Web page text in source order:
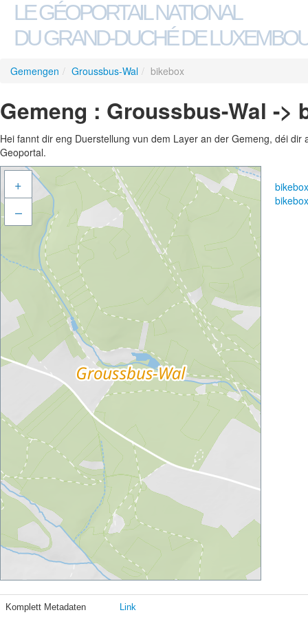
LE GÉOPORTAIL NATIONAL
DU GRAND-DUCHÉ DE
Gemengen / Groussbus-Wal / bikebox
Gemeng : Groussbus-Wal ->
Hei fannt dir eng Duerstellung vun dem Layer an der Gemeng, déi
Geoportal.
+
–
Komplett Metadaten Link